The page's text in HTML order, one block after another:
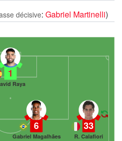
décisive: Gabriel Martinelli)
1
Raya
33
R. Calafiori
6
Gabriel Magalhães